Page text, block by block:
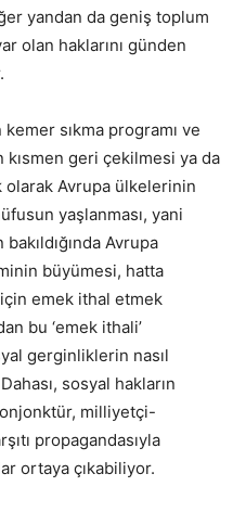
yandan da geniş toplum
olan haklarını günden
sıkma programı ve
kısmen geri çekilmesi ya da
olarak Avrupa ülkelerinin
yaşlanması, yani
Avrupa
büyümesi, hatta
emek ithal etmek
bu ‘emek ithali’
gerginliklerin nasıl
sosyal hakların
milliyetçi-
propagandasıyla
ortaya çıkabiliyor.